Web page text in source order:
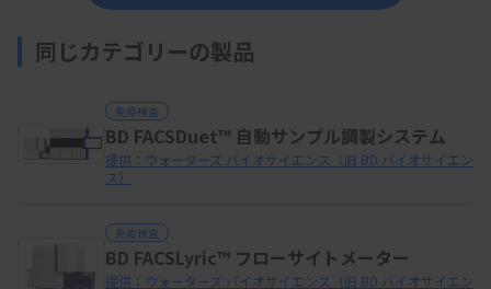
同じカテゴリーの製品
免疫検査
BD FACSDuet™ 自動サンプル調製システム
提供：ウォーターズ バイオサイエンス（旧 BD バイオサイエン
ス）
免疫検査
BD FACSLyric™ フローサイトメーター
提供：ウォーターズ バイオサイエンス（旧 BD バイオサイエン